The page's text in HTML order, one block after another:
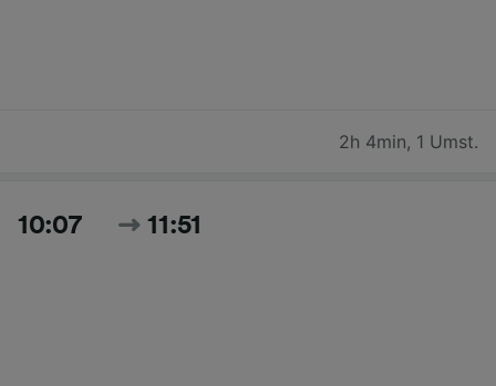
2h 4min, 1 Umst.
10:07 11:51